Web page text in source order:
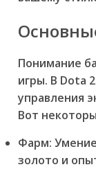
Понимание
игры. В Dota
управления
Вот
Фарм:
золото и